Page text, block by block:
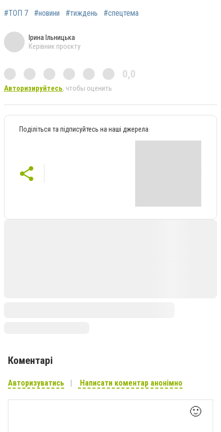
#ТОП 7 #новини #тиждень #спецтема
Ірина Ільницька
Керівник проєкту
0,0
Авторизируйтесь, чтобы оценить
Поділіться та підписуйтесь на наші джерела
Коментарі
Авторизуватись Написати коментар анонімно
🙂